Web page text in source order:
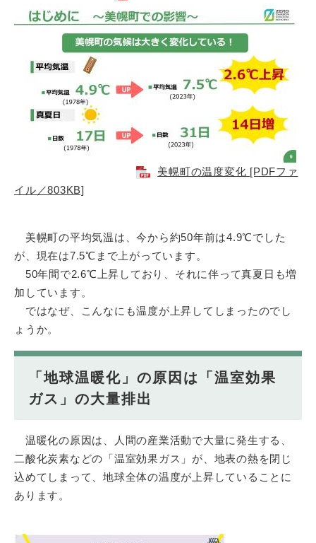
美幌町の温度変化 [PDFファ
イル／803KB]
美幌町の平均気温は、今から約50年前は4.9℃でした
が、現在は7.5℃まで上がっています。
50年間で2.6℃上昇しており、それに伴って真夏日も増
加しています。
ではなぜ、こんなにも温度が上昇してしまったのでし
ょうか。
「地球温暖化」の原因は「温室効果
ガス」の大量排出
温暖化の原因は、人間の産業活動で大量に発生する、
二酸化炭素などの「温室効果ガス」が、地表の熱を閉じ
込めてしまって、地球全体の温度が上昇していることに
あります。